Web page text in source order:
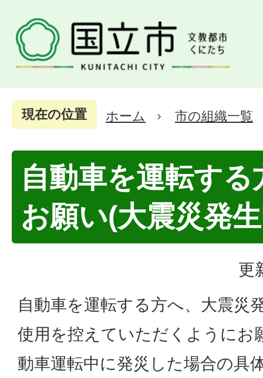
現在の位置 ホーム 市の組織一覧
自動車を運転する
お願い(大震災発
更
自動車を運転する方へ、大震災
使用を控えていただくようにお
動車運転中に発災した場合の具